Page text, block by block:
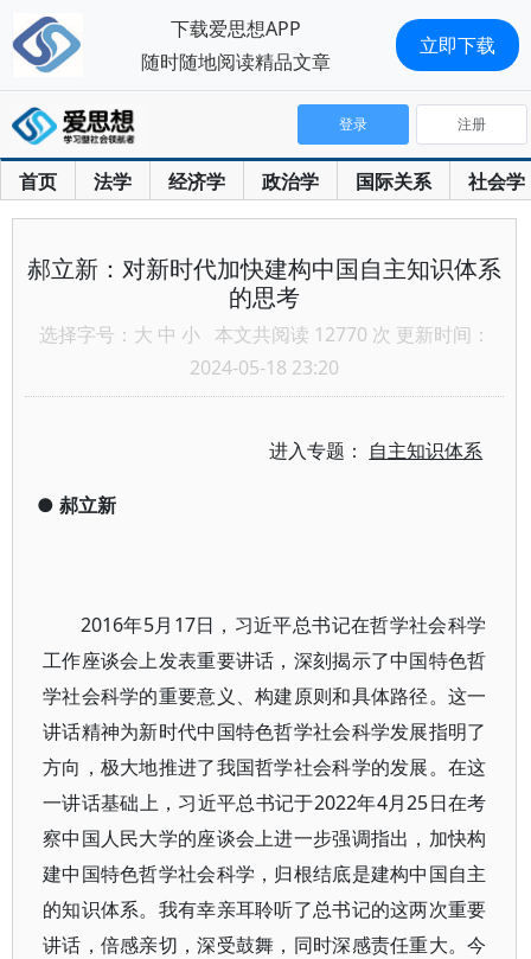
首页 法学 经济学 政治学 国际关系 社会学
登录 注册
郝立新：对新时代加快建构中国自主知识体系
的思考
选择字号： 大 中 小 本文共阅读 12770 次 更新时间：
2024-05-18 23:20
进入专题： 自主知识体系
● 郝立新
2016年5月17日，习近平总书记在哲学社会科学
工作座谈会上发表重要讲话，深刻揭示了中国特色哲
学社会科学的重要意义、构建原则和具体路径。这一
讲话精神为新时代中国特色哲学社会科学发展指明了
方向，极大地推进了我国哲学社会科学的发展。在这
一讲话基础上，习近平总书记于2022年4月25日在考
察中国人民大学的座谈会上进一步强调指出，加快构
建中国特色哲学社会科学，归根结底是建构中国自主
的知识体系。我有幸亲耳聆听了总书记的这两次重要
讲话，倍感亲切，深受鼓舞，同时深感责任重大。今
下载爱思想APP
随时随地阅读精品文章
立即下载